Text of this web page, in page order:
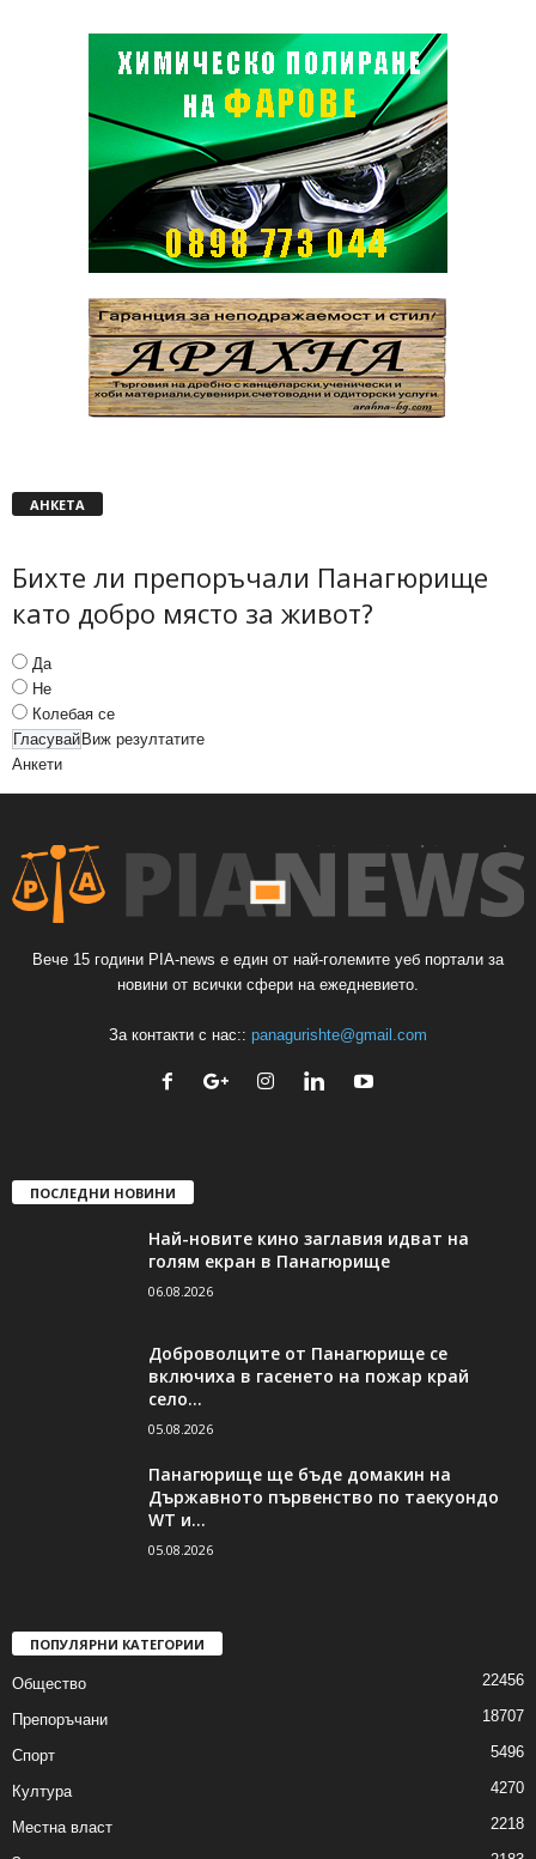
АНКЕТА
Бихте ли препоръчали Панагюрище
като добро място за живот?
Да
Не
Колебая се
Виж резултатите
Анкети
Вече 15 години PIA-news е един от най-големите уеб портали за
новини от всички сфери на ежедневието.
За контакти с нас:: panagurishte@gmail.com
ПОСЛЕДНИ НОВИНИ
Най-новите кино заглавия идват на
голям екран в Панагюрище
06.08.2026
Доброволците от Панагюрище се
включиха в гасенето на пожар край
село...
05.08.2026
Панагюрище ще бъде домакин на
Държавното първенство по таекуондо
WT и...
05.08.2026
ПОПУЛЯРНИ КАТЕГОРИИ
Общество 22456
Препоръчани 18707
Спорт 5496
Култура 4270
Местна власт 2218